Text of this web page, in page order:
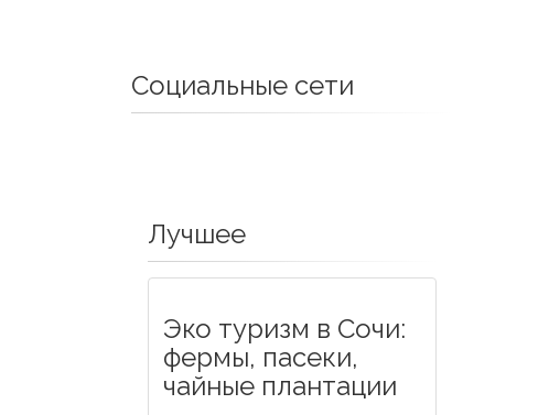
Социальные сети
Лучшее
Эко туризм в Сочи:
фермы, пасеки,
чайные плантации